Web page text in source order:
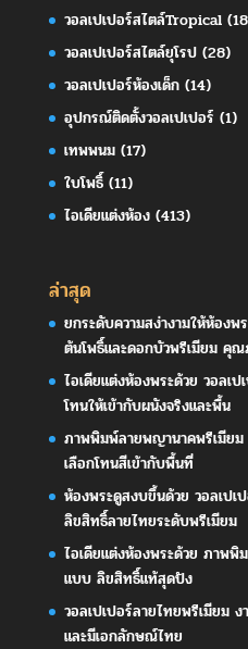
วอลเปเปอร์สไตล์Tropical
วอลเปเปอร์สไตล์ยุโรป(28)
วอลเปเปอร์ห้องเด็ก(14)
อุปกรณ์ติดตั้งวอลเปเปอร์ (1)
เทพพนม(17)
ใบโพธิ์(11)
ไอเดียแต่งห้อง(413)
ล่าสุด
ยกระดับความสง่างามให้ห้อง
ต้นโพธิ์และดอกบัวพรีเมียม คุ
ไอเดียแต่งห้องพระด้วย วอลเ
โทนให้เข้ากับผนังจริงและพื้น
ภาพพิมพ์ลายพญานาคพรีเมีย
เลือกโทนสีเข้ากับพื้นที่
ห้องพระดูสงบขึ้นด้วย วอลเป
ลิขสิทธิ์ลายไทยระดับพรีเมียม
ไอเดียแต่งห้องพระด้วย ภาพ
แบบ ลิขสิทธิ์แท้สุดปัง
วอลเปเปอร์ลายไทยพรีเมียม
และมีเอกลักษณ์ไทย